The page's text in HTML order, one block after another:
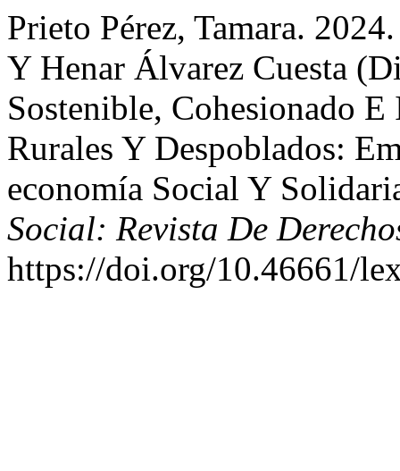
Prieto Pérez, Tamara.
Y Henar Álvarez Cuesta
Sostenible, Cohesionado
Rurales Y Despoblados:
economía Social Y
Social: Revista De
https://doi.org/10.46661/